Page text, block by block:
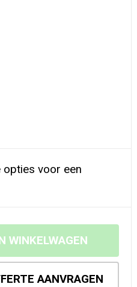
opties voor een
WINKELWAGEN
AANVRAGEN